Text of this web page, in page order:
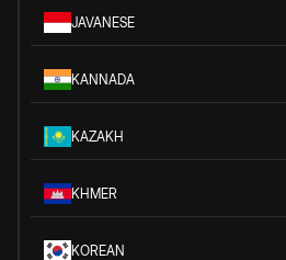
JAVANESE
KANNADA
KAZAKH
KHMER
KOREAN